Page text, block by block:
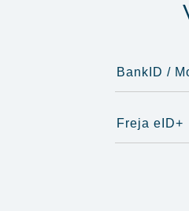
BankID /
Freja eID+